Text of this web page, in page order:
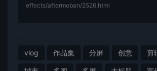
effects/aftermoban/2526.html
vlog 作品集 分屏 创意 剪